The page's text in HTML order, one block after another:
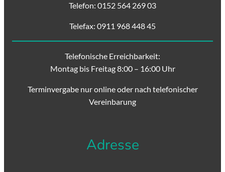
Telefon: 0152 564 269 03
Telefax: 0911 968 448 45
Telefonische Erreichbarkeit:
Montag bis Freitag 8:00 – 16:00 Uhr
Terminvergabe nur online oder nach telefonischer
Vereinbarung
Adresse